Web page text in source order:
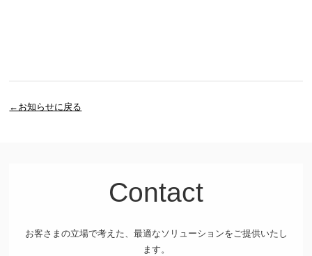
←お知らせに戻る
Contact
お客さまの立場で考えた、最適なソリューションをご提供いたし
ます。